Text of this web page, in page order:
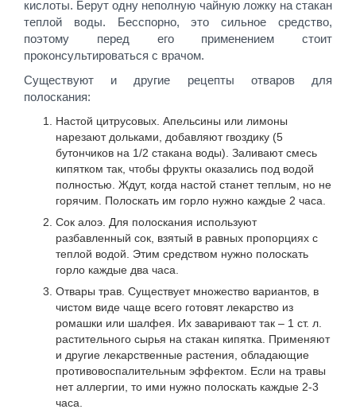
кислоты. Берут одну неполную чайную ложку на стакан
теплой воды. Бесспорно, это сильное средство,
поэтому перед его применением стоит
проконсультироваться с врачом.
Существуют и другие рецепты отваров для
полоскания:
Настой цитрусовых. Апельсины или лимоны
нарезают дольками, добавляют гвоздику (5
бутончиков на 1/2 стакана воды). Заливают смесь
кипятком так, чтобы фрукты оказались под водой
полностью. Ждут, когда настой станет теплым, но не
горячим. Полоскать им горло нужно каждые 2 часа.
Сок алоэ. Для полоскания используют
разбавленный сок, взятый в равных пропорциях с
теплой водой. Этим средством нужно полоскать
горло каждые два часа.
Отвары трав. Существует множество вариантов, в
чистом виде чаще всего готовят лекарство из
ромашки или шалфея. Их заваривают так – 1 ст. л.
растительного сырья на стакан кипятка. Применяют
и другие лекарственные растения, обладающие
противовоспалительным эффектом. Если на травы
нет аллергии, то ими нужно полоскать каждые 2-3
часа.